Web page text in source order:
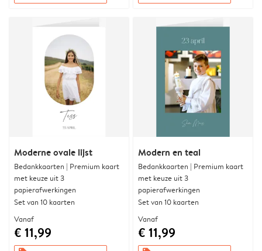
Moderne ovale lijst
Bedankkaarten | Premium kaart
met keuze uit 3
papierafwerkingen
Set van 10 kaarten
Vanaf
€ 11,99
Modern en teal
Bedankkaarten | Premium kaart
met keuze uit 3
papierafwerkingen
Set van 10 kaarten
Vanaf
€ 11,99